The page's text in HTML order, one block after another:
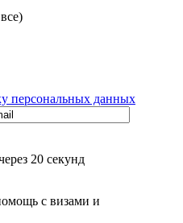
персональных данных
20 секунд
с визами и